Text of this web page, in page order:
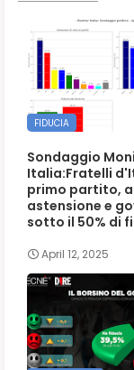
FIDUCIA
Sondaggio
Italia:Fratelli
primo partito,
astensione e
sotto il 50% di
April 12, 2025